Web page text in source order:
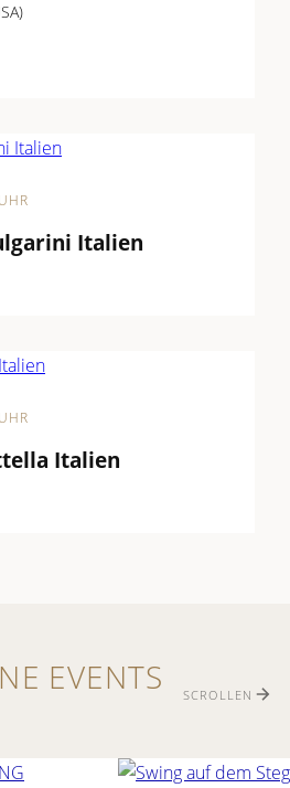
Italien
Italien
EVENTS SCROLLEN